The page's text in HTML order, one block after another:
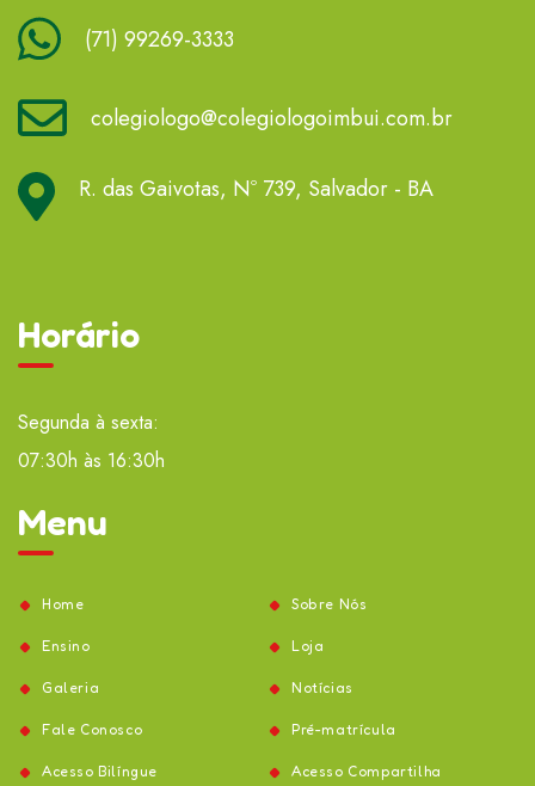
(71) 99269-3333
colegiologo@colegiologoimbui.com.br
R. das Gaivotas, Nº 739, Salvador - BA
Horário
Segunda à sexta:
07:30h às 16:30h
Menu
Home Sobre Nós
Ensino Loja
Galeria Notícias
Fale Conosco Pré-matrícula
Acesso Bilíngue Acesso Compartilha